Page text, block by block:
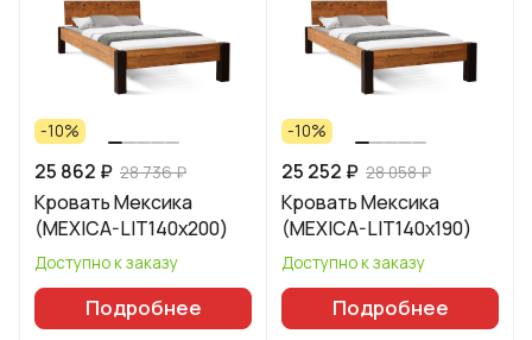
-10%
25 862 ₽ 28 736 ₽
Кровать Мексика
(MEXICA-LIT140х200)
Доступно к заказу
Подробнее
-10%
25 252 ₽ 28 058 ₽
Кровать Мексика
(MEXICA-LIT140х190)
Доступно к заказу
Подробнее